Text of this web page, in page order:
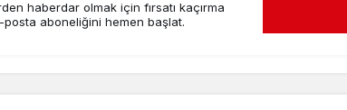
haberdar olmak için fırsatı kaçırma
aboneliğini hemen başlat.